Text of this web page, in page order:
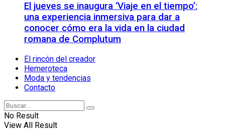
El jueves se inaugura ‘Viaje en el tiempo’:
una experiencia inmersiva para dar a
conocer cómo era la vida en la ciudad
romana de Complutum
El rincón del creador
Hemeroteca
Moda y tendencias
Contacto
No Result
View All Result